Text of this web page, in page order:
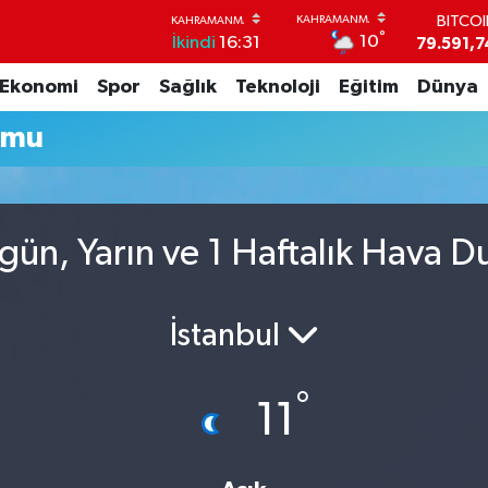
İkindi 16:31 10°
45,43620
Ekonomi Spor Sağlık Teknoloji Eğitim Dünya
Yarın ve 1 Haftalık Hava
İstanbul
11 °